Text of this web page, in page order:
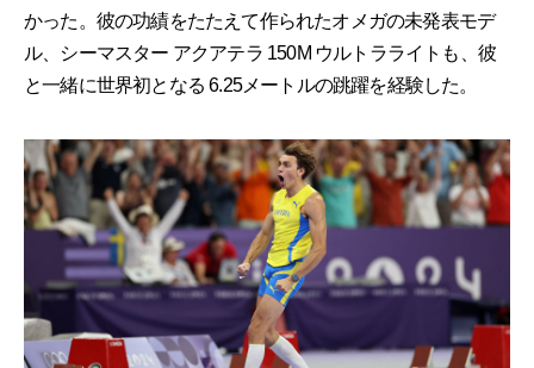
かった。彼の功績をたたえて作られたオメガの未発表モデ
ル、シーマスター アクアテラ 150M ウルトラライトも、彼
と一緒に世界初となる 6.25メートルの跳躍を経験した。